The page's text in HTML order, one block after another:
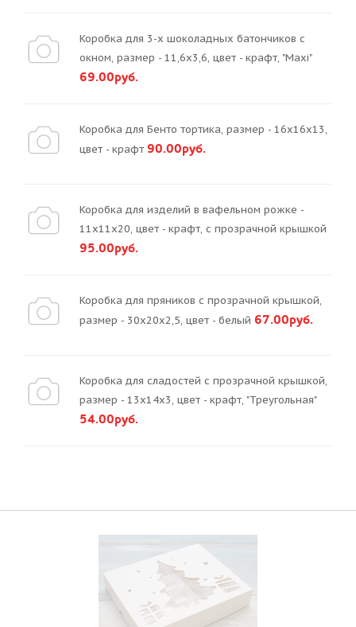
Коробка для 3-х шоколадных батончиков с
окном, размер - 11,6х3,6, цвет - крафт, "Maxi"
69.00руб.
Коробка для Бенто тортика, размер - 16х16х13,
цвет - крафт 90.00руб.
Коробка для изделий в вафельном рожке -
11х11х20, цвет - крафт, с прозрачной крышкой
95.00руб.
Коробка для пряников с прозрачной крышкой,
размер - 30х20х2,5, цвет - белый 67.00руб.
Коробка для сладостей с прозрачной крышкой,
размер - 13х14х3, цвет - крафт, "Треугольная"
54.00руб.